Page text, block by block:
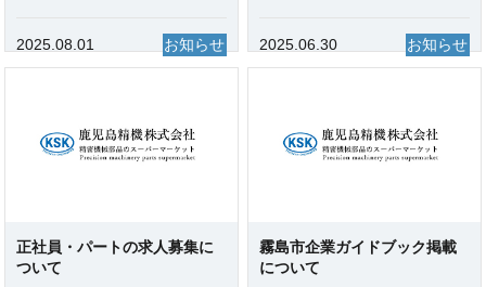
2025.08.01 お知らせ 2025.06.30 お知らせ
正社員・パートの求人募集に
ついて
霧島市企業ガイドブック掲載
について